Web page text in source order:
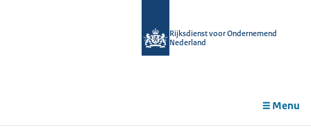
Rijksdienst voor Ondernemend
Nederland
Menu